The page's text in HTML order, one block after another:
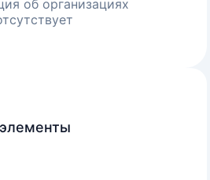
об организациях